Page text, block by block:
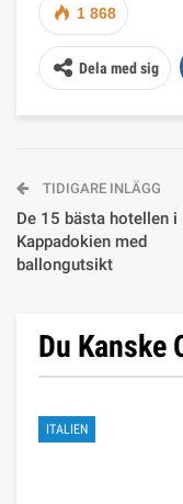
1 868
Dela med sig
TIDIGARE INLÄGG
De 15 bästa hotellen i
Kappadokien med
ballongutsikt
Du Kanske
ITALIEN